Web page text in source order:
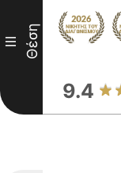
III Θέση
9.4